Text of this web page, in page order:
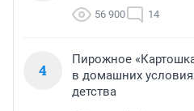
56 900 14
4
Пирожное
в домашних
детства